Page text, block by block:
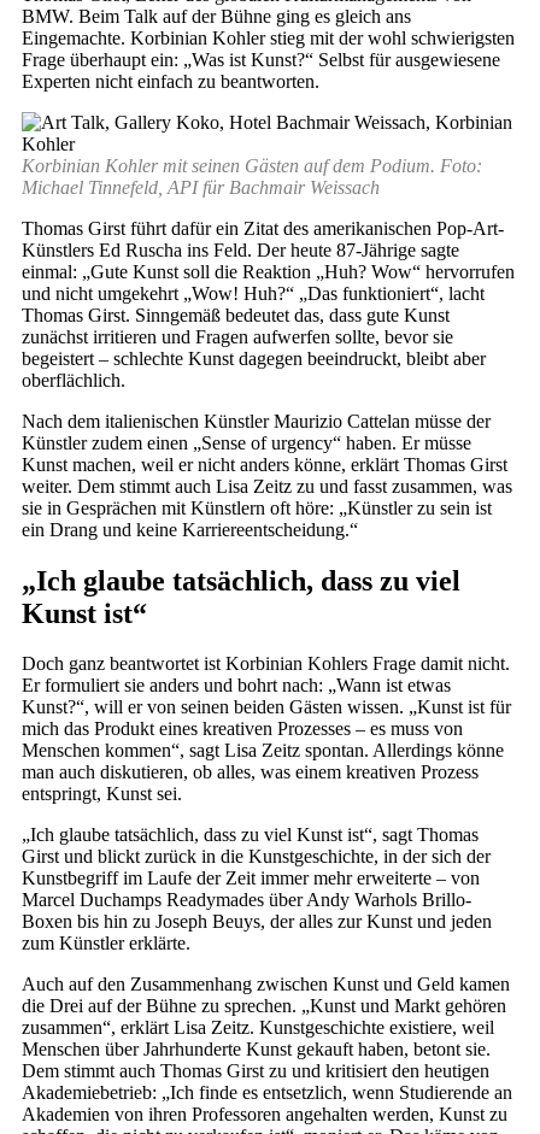
BMW. Beim Talk auf der Bühne ging es gleich ans
Eingemachte. Korbinian Kohler stieg mit der wohl schwierigsten
Frage überhaupt ein: „Was ist Kunst?“ Selbst für ausgewiesene
Experten nicht einfach zu beantworten.
Korbinian Kohler mit seinen Gästen auf dem Podium. Foto:
Michael Tinnefeld, API für Bachmair Weissach
Thomas Girst führt dafür ein Zitat des amerikanischen Pop-Art-
Künstlers Ed Ruscha ins Feld. Der heute 87-Jährige sagte
einmal: „Gute Kunst soll die Reaktion „Huh? Wow“ hervorrufen
und nicht umgekehrt „Wow! Huh?“ „Das funktioniert“, lacht
Thomas Girst. Sinngemäß bedeutet das, dass gute Kunst
zunächst irritieren und Fragen aufwerfen sollte, bevor sie
begeistert – schlechte Kunst dagegen beeindruckt, bleibt aber
oberflächlich.
Nach dem italienischen Künstler Maurizio Cattelan müsse der
Künstler zudem einen „Sense of urgency“ haben. Er müsse
Kunst machen, weil er nicht anders könne, erklärt Thomas Girst
weiter. Dem stimmt auch Lisa Zeitz zu und fasst zusammen, was
sie in Gesprächen mit Künstlern oft höre: „Künstler zu sein ist
ein Drang und keine Karriereentscheidung.“
„Ich glaube tatsächlich, dass zu viel
Kunst ist“
Doch ganz beantwortet ist Korbinian Kohlers Frage damit nicht.
Er formuliert sie anders und bohrt nach: „Wann ist etwas
Kunst?“, will er von seinen beiden Gästen wissen. „Kunst ist für
mich das Produkt eines kreativen Prozesses – es muss von
Menschen kommen“, sagt Lisa Zeitz spontan. Allerdings könne
man auch diskutieren, ob alles, was einem kreativen Prozess
entspringt, Kunst sei.
„Ich glaube tatsächlich, dass zu viel Kunst ist“, sagt Thomas
Girst und blickt zurück in die Kunstgeschichte, in der sich der
Kunstbegriff im Laufe der Zeit immer mehr erweiterte – von
Marcel Duchamps Readymades über Andy Warhols Brillo-
Boxen bis hin zu Joseph Beuys, der alles zur Kunst und jeden
zum Künstler erklärte.
Auch auf den Zusammenhang zwischen Kunst und Geld kamen
die Drei auf der Bühne zu sprechen. „Kunst und Markt gehören
zusammen“, erklärt Lisa Zeitz. Kunstgeschichte existiere, weil
Menschen über Jahrhunderte Kunst gekauft haben, betont sie.
Dem stimmt auch Thomas Girst zu und kritisiert den heutigen
Akademiebetrieb: „Ich finde es entsetzlich, wenn Studierende an
Akademien von ihren Professoren angehalten werden, Kunst zu